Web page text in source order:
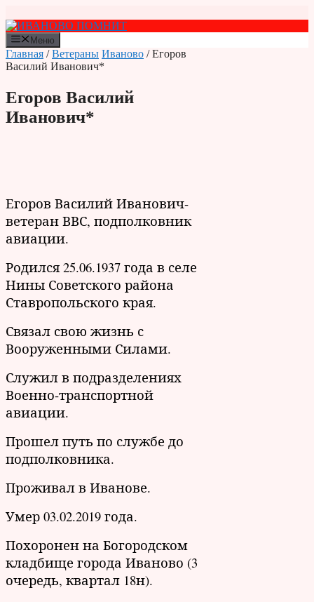
к
содержимому
Меню
Главная /Ветераны Иваново / Егоров
Василий Иванович*
Егоров Василий
Иванович*
Егоров Василий Иванович-
ветеран ВВС, подполковник
авиации.
Родился 25.06.1937 года в селе
Нины Советского района
Ставропольского края.
Связал свою жизнь с
Вооруженными Силами.
Служил в подразделениях
Военно-транспортной
авиации.
Прошел путь по службе до
подполковника.
Проживал в Иванове.
Умер 03.02.2019 года.
Похоронен на Богородском
кладбище города Иваново (3
очередь, квартал 18н).